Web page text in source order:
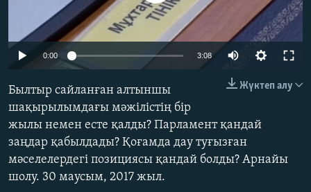
ЖАЗЫЛЫҢЫЗ
0:00 3:08
Жүктеп алу
Былтыр сайланған алтыншы
шақырылымдағы мәжілістің бір
жылы немен есте қалды? Парламент қандай
заңдар қабылдады? Қоғамда дау туғызған
мәселелердегі позициясы қандай болды? Арнайы
шолу. 30 маусым, 2017 жыл.